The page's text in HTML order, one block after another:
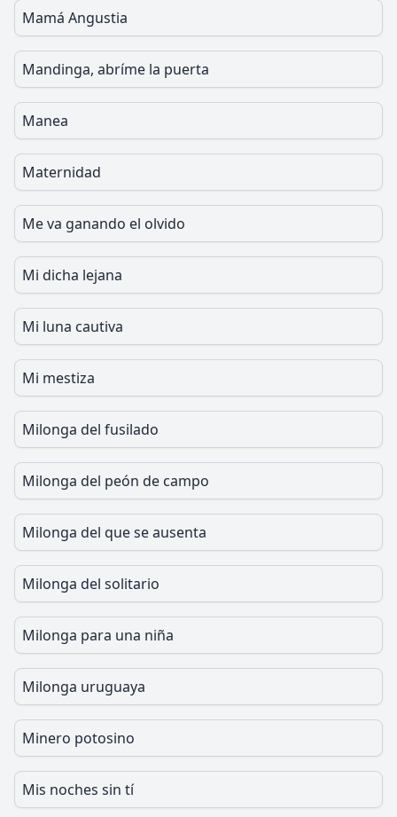
Mamá Angustia
Mandinga, abríme la puerta
Manea
Maternidad
Me va ganando el olvido
Mi dicha lejana
Mi luna cautiva
Mi mestiza
Milonga del fusilado
Milonga del peón de campo
Milonga del que se ausenta
Milonga del solitario
Milonga para una niña
Milonga uruguaya
Minero potosino
Mis noches sin tí